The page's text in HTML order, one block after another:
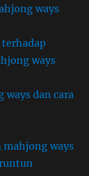
ways
ways
dan cara
mahjong ways